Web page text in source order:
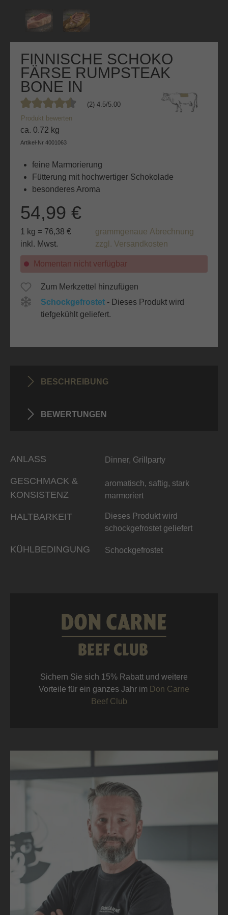
FINNISCHE SCHOKO
FÄRSE RUMPSTEAK
BONE IN
Durchschnittliche Bewertung von 4.5 von 5 Sternen
(2) 4.5/5.00
Produkt bewerten
ca. 0.72 kg
Artikel-Nr 4001063
feine Marmorierung
Fütterung mit hochwertiger Schokolade
besonderes Aroma
54,99 €
1 kg = 76,38 €
grammgenaue Abrechnung
inkl. Mwst.
zzgl. Versandkosten
Momentan nicht verfügbar
Zum Merkzettel hinzufügen
Schockgefrostet - Dieses Produkt wird
tiefgekühlt geliefert.
BESCHREIBUNG
BEWERTUNGEN
ANLASS Dinner, Grillparty
GESCHMACK &
KONSISTENZ
aromatisch, saftig, stark
marmoriert
HALTBARKEIT
Dieses Produkt wird
schockgefrostet geliefert
KÜHLBEDINGUNG Schockgefrostet
Sichern Sie sich 15% Rabatt und weitere
Vorteile für ein ganzes Jahr im Don Carne
Beef Club